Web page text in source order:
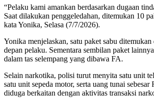
“Pelaku kami amankan berdasarkan dugaan
Saat dilakukan penggeledahan, ditemukan 10
kata Yonika, Selasa (7/7/2026).
Yonika menjelaskan, satu paket sabu
depan pelaku. Sementara sembilan paket
dalam tas selempang yang dibawa FA.
Selain narkotika, polisi turut menyita satu unit
satu unit sepeda motor, serta uang tunai
diduga berkaitan dengan aktivitas transaksi